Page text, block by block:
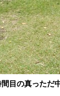
間目の真っただ